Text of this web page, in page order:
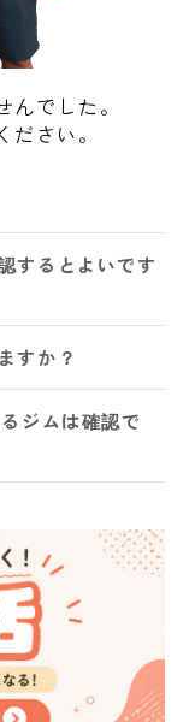
でした。
さい。
するとよいです
すか？
ジムは確認で